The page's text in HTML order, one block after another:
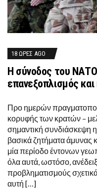
18 ΏΡΕΣ AGO
Η σύνοδος του
επανεξοπλισμός
Προ ημερών
κορυφής των κρατών –
σημαντική συνδιάσκεψη
βασικά ζητήματα άμυνας
μία περίοδο έντονων
όλα αυτά, ωστόσο,
προβληματισμούς
αυτή […]